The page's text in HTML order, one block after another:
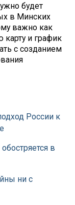
будет
в Минских
важно как
и график
с созданием
России к
в
ни с